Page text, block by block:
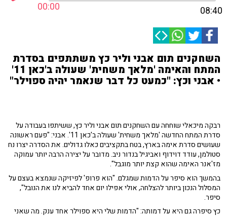
00:00 08:40
השחקנים תום אבני וליר כץ משתתפים בסדרת
המתח והאימה 'מלאך משחית' שעולה ב'כאן 11'
• אבני וכץ: "כמעט כל דבר שנאמר יהיה ספוילר"
רבקה מיכאלי שוחחה עם השחקנים תום אבני וליר כץ, ששיתפו בעבודה על
סדרת המתח החדשה 'מלאך משחית' שעולה ב'כאן 11'. אבני: "פעם ראשונה
שעושים סדרת אימה בארץ, בטח בתקציבים כאלו גדולים. את הסדרה יצרו נח
סטולמן, עודד דוידוף ואביגיל בנדור ניב. מדובר על יצירה הרבה יותר עמוקה
מז'אנר האימה שהוא קצת יותר מוגבל".
בהמשך הוא סיפר על הדמות שמגלם. "הוא פרופ' לפיזיקה שנמצא בעצם על
המסלול הנכון ביותר להצלחה, אולי אפילו יום אחד להביא לנו את הנובל",
סיפר.
כץ סיפרה גם היא על דמותה: "הדמות שלי היא ספוילר אחד ענק. מה שאני